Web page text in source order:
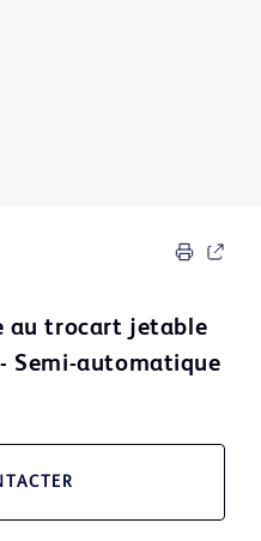
au trocart jetable
Semi-automatique